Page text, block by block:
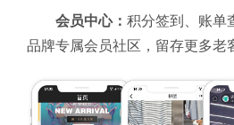
会员中心： 积分签到、账单
品牌专属会员社区，留存更多老